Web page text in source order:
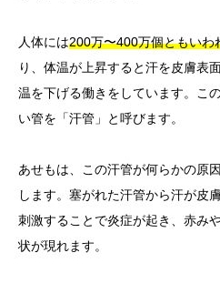
人体には200万〜400万個ともいわ
り、体温が上昇すると汗を皮膚表
温を下げる働きをしています。こ
い管を「汗管」と呼びます。
あせもは、この汗管が何らかの原
します。塞がれた汗管から汗が皮
刺激することで炎症が起き、赤み
状が現れます。